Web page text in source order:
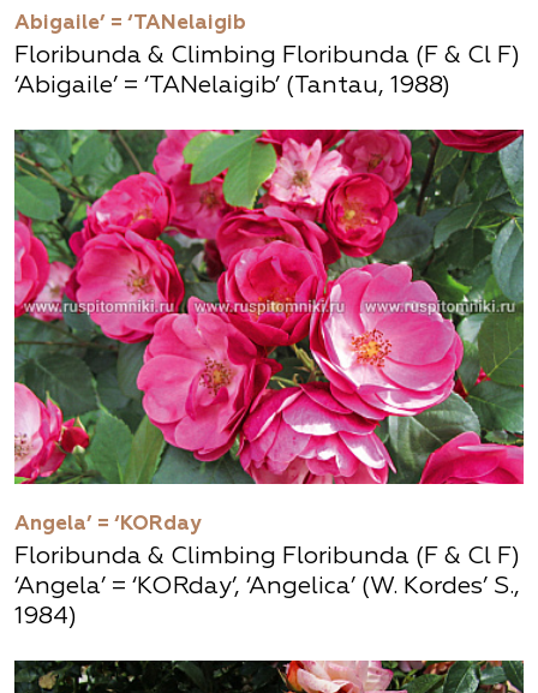
Abigaile’ = ‘TANelaigib
Floribunda & Climbing Floribunda (F & Cl F)
‘Abigaile’ = ‘TANelaigib’ (Tantau, 1988)
Angela’ = ‘KORday
Floribunda & Climbing Floribunda (F & Cl F)
‘Angela’ = ‘KORday’, ‘Angelica’ (W. Kordes’ S.,
1984)